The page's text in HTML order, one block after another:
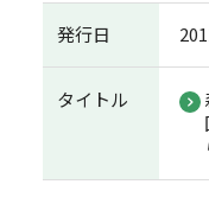
発行日
タイトル